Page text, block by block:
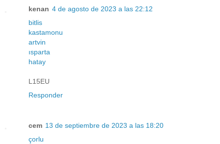
kenan 4 de agosto de 2023 a las 22:12
bitlis
kastamonu
artvin
ısparta
hatay
L15EU
Responder
cem 13 de septiembre de 2023 a las 18:20
çorlu